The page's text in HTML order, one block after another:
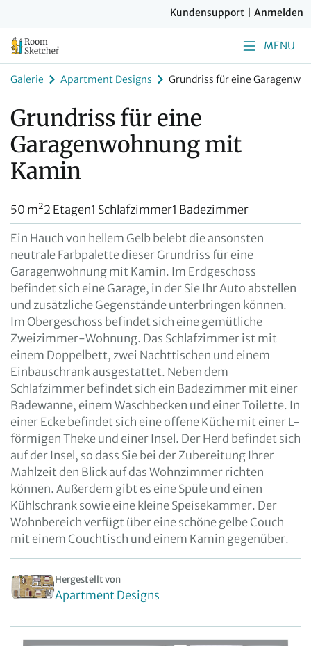
Kundensupport Anmelden
MENU
Galerie Apartment Designs Grundriss für eine
Grundriss für eine
Garagenwohnung mit
Kamin
50 m²2 Etagen1 Schlafzimmer1 Badezimmer
Ein Hauch von hellem Gelb belebt die ansonsten
neutrale Farbpalette dieser Grundriss für eine
Garagenwohnung mit Kamin. Im Erdgeschoss
befindet sich eine Garage, in der Sie Ihr Auto abstellen
und zusätzliche Gegenstände unterbringen können.
Im Obergeschoss befindet sich eine gemütliche
Zweizimmer-Wohnung. Das Schlafzimmer ist mit
einem Doppelbett, zwei Nachttischen und einem
Einbauschrank ausgestattet. Neben dem
Schlafzimmer befindet sich ein Badezimmer mit einer
Badewanne, einem Waschbecken und einer Toilette. In
einer Ecke befindet sich eine offene Küche mit einer L-
förmigen Theke und einer Insel. Der Herd befindet sich
auf der Insel, so dass Sie bei der Zubereitung Ihrer
Mahlzeit den Blick auf das Wohnzimmer richten
können. Außerdem gibt es eine Spüle und einen
Kühlschrank sowie eine kleine Speisekammer. Der
Wohnbereich verfügt über eine schöne gelbe Couch
mit einem Couchtisch und einem Kamin gegenüber.
Hergestellt von
Apartment Designs